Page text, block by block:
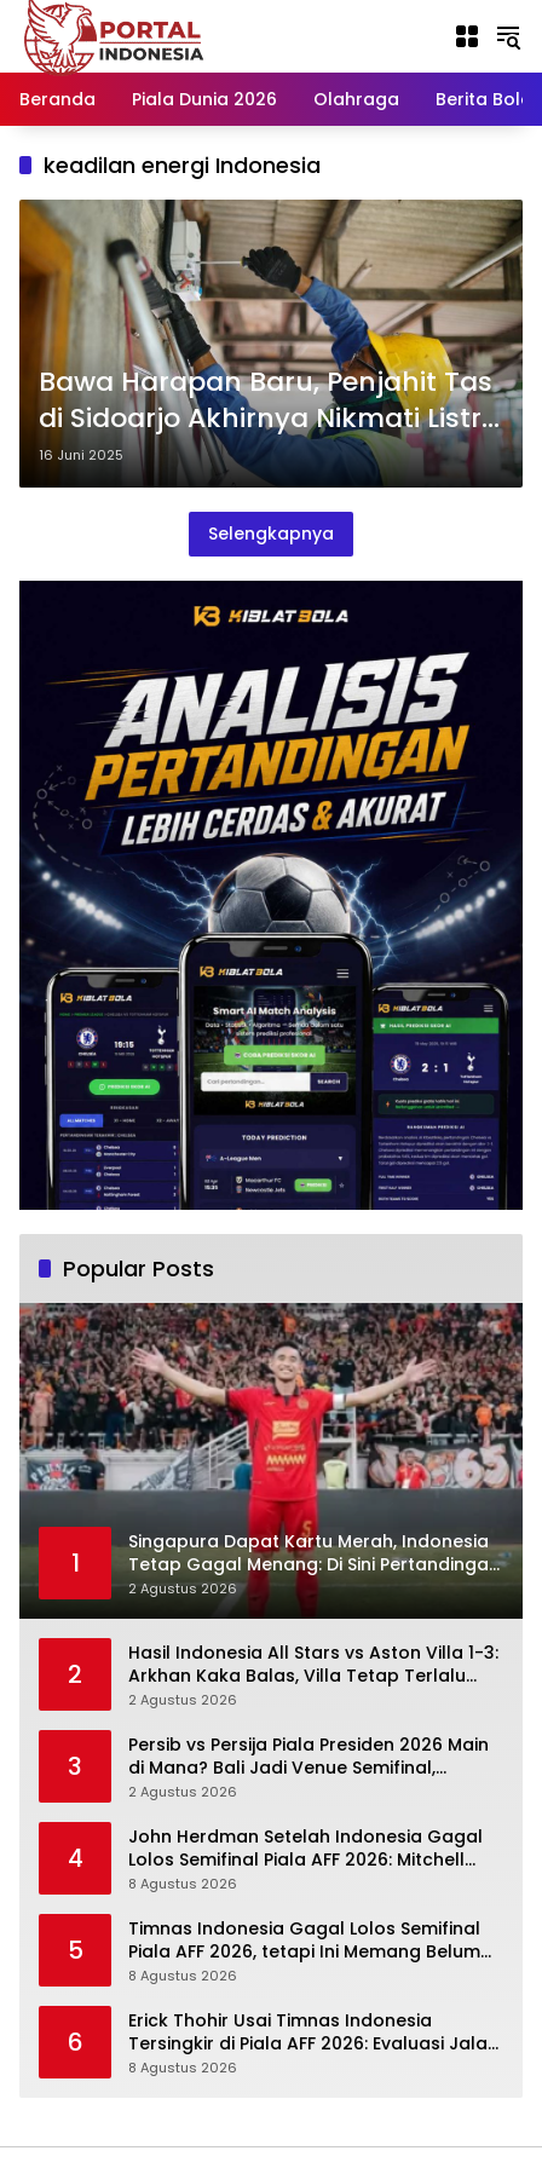
Langsung
konten
Beranda
Piala Dunia 2026 Olahraga Berita Bola
keadilan energi Indonesia
Bawa Harapan Baru, Penjahit Tas
di Sidoarjo Akhirnya Nikmati Listrik
Sendiri Lewat Program LUTD
16 Juni 2025
Selengkapnya
Popular Posts
1
Singapura Dapat Kartu Merah, Indonesia
Tetap Gagal Menang: Di Sini Pertandingan
Berbelok
2 Agustus 2026
2
Hasil Indonesia All Stars vs Aston Villa 1-3:
Arkhan Kaka Balas, Villa Tetap Terlalu
Rapi
2 Agustus 2026
3
Persib vs Persija Piala Presiden 2026 Main
di Mana? Bali Jadi Venue Semifinal,
Ritmenya Beda
2 Agustus 2026
4
John Herdman Setelah Indonesia Gagal
Lolos Semifinal Piala AFF 2026: Mitchell
Baker Menjanjikan, Pemain Senior Terpukul
8 Agustus 2026
5
Timnas Indonesia Gagal Lolos Semifinal
Piala AFF 2026, tetapi Ini Memang Belum
Garis Akhir
8 Agustus 2026
6
Erick Thohir Usai Timnas Indonesia
Tersingkir di Piala AFF 2026: Evaluasi Jalan,
Agenda Berikutnya Menunggu
8 Agustus 2026